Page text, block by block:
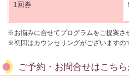
1回券
※お悩みに合せてプログラムをご提案さ
※初回はカウンセリングがございますの
ご予約・お問合せはこちら